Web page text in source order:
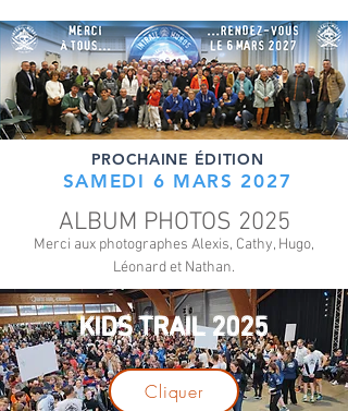
PROCHAINE ÉDITION
SAMEDI 6 MARS 2027
ALBUM PHOTOS 2025
Merci aux photographes Alexis, Cathy, Hugo,
Léonard et Nathan.
KIDS TRAIL 2025
Cliquer